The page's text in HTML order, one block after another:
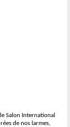
Salon International
de nos larmes,